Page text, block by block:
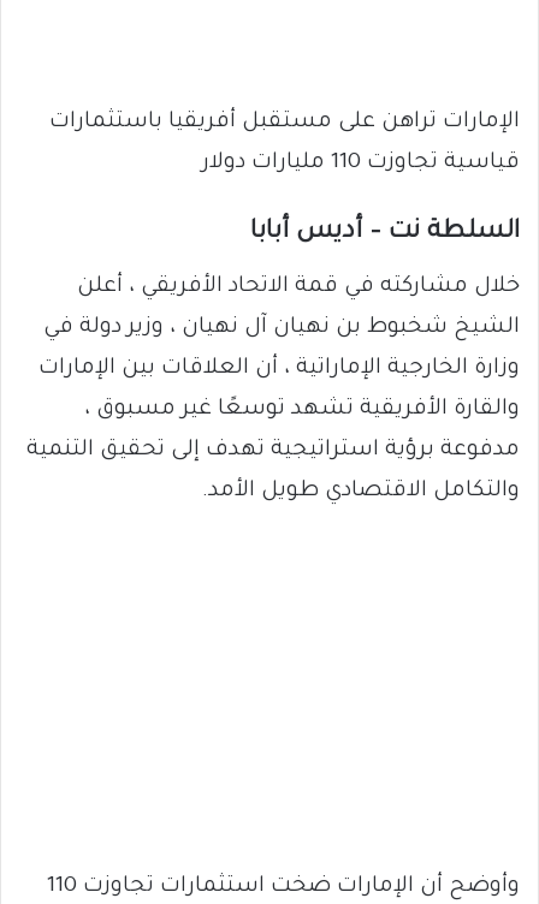
الإمارات تراهن على مستقبل أفريقيا باستثمارات
قياسية تجاوزت 110 مليارات دولار
السلطة نت – أديس أبابا
خلال مشاركته في قمة الاتحاد الأفريقي ، أعلن
الشيخ شخبوط بن نهيان آل نهيان ، وزير دولة في
وزارة الخارجية الإماراتية ، أن العلاقات بين الإمارات
والقارة الأفريقية تشهد توسعًا غير مسبوق ،
مدفوعة برؤية استراتيجية تهدف إلى تحقيق التنمية
والتكامل الاقتصادي طويل الأمد.
وأوضح أن الإمارات ضخت استثمارات تجاوزت 110